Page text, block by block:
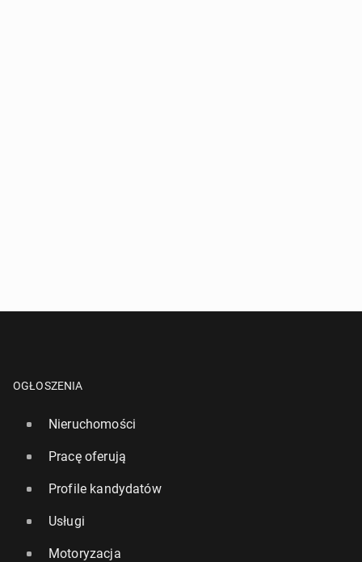
OGŁOSZENIA
Nieruchomości
Pracę oferują
Profile kandydatów
Usługi
Motoryzacja